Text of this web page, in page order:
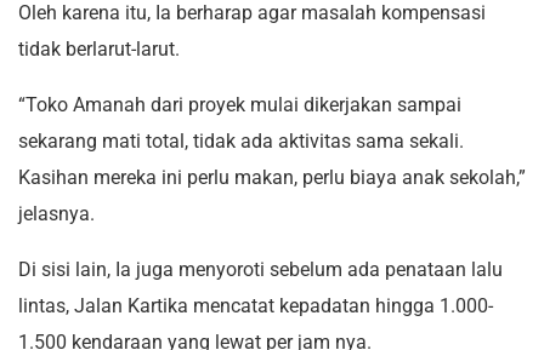
Oleh karena itu, Ia berharap agar masalah kompensasi
tidak berlarut-larut.
“Toko Amanah dari proyek mulai dikerjakan sampai
sekarang mati total, tidak ada aktivitas sama sekali.
Kasihan mereka ini perlu makan, perlu biaya anak sekolah,”
jelasnya.
Di sisi lain, Ia juga menyoroti sebelum ada penataan lalu
lintas, Jalan Kartika mencatat kepadatan hingga 1.000-
1.500 kendaraan yang lewat per jam nya.